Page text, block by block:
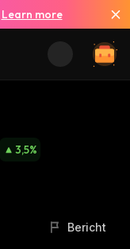
Learn more
3,5%
Bericht